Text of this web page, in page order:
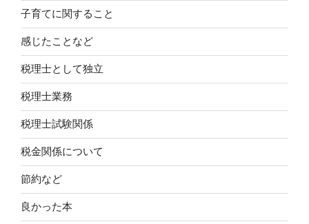
子育てに関すること
感じたことなど
税理士として独立
税理士業務
税理士試験関係
税金関係について
節約など
良かった本